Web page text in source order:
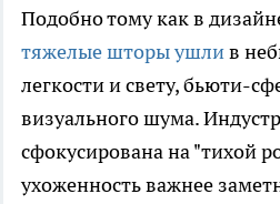
Подобно тому как в
тяжелые шторы ушлив
легкости и свету, бьюти-
визуального шума.
сфокусирована на "тихой
ухоженность важнее